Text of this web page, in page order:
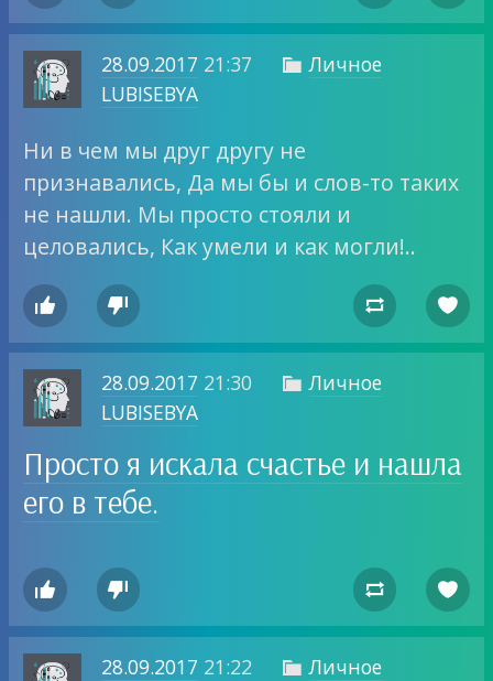
28.09.2017 21:37  Личное
LUBISEBYA
Ни в чем мы друг другу не
признавались, Да мы бы и слов-то таких
не нашли. Мы просто стояли и
целовались, Как умели и как могли!..
   
28.09.2017 21:30  Личное
LUBISEBYA
Просто я искала счастье и нашла
его в тебе.
   
28.09.2017 21:22  Личное